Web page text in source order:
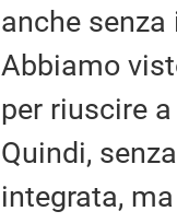
anche
Abbiamo
per riuscire
Quindi,
integrata,